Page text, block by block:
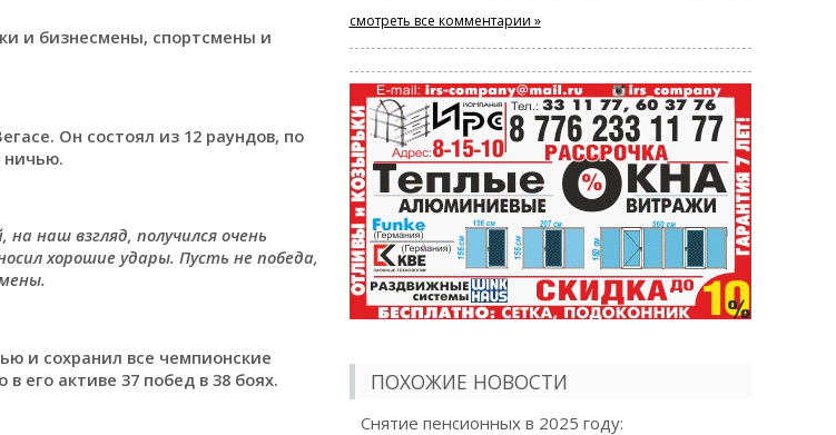
и бизнесмены, спортсмены и
Он состоял из 12 раундов, по
ничью.
наш взгляд, получился очень
хорошие удары. Пусть не победа,
и сохранил все чемпионские
в его активе 37 побед в 38 боях.
смотреть все комментарии »
ПОХОЖИЕ НОВОСТИ
Снятие пенсионных в 2025 году: